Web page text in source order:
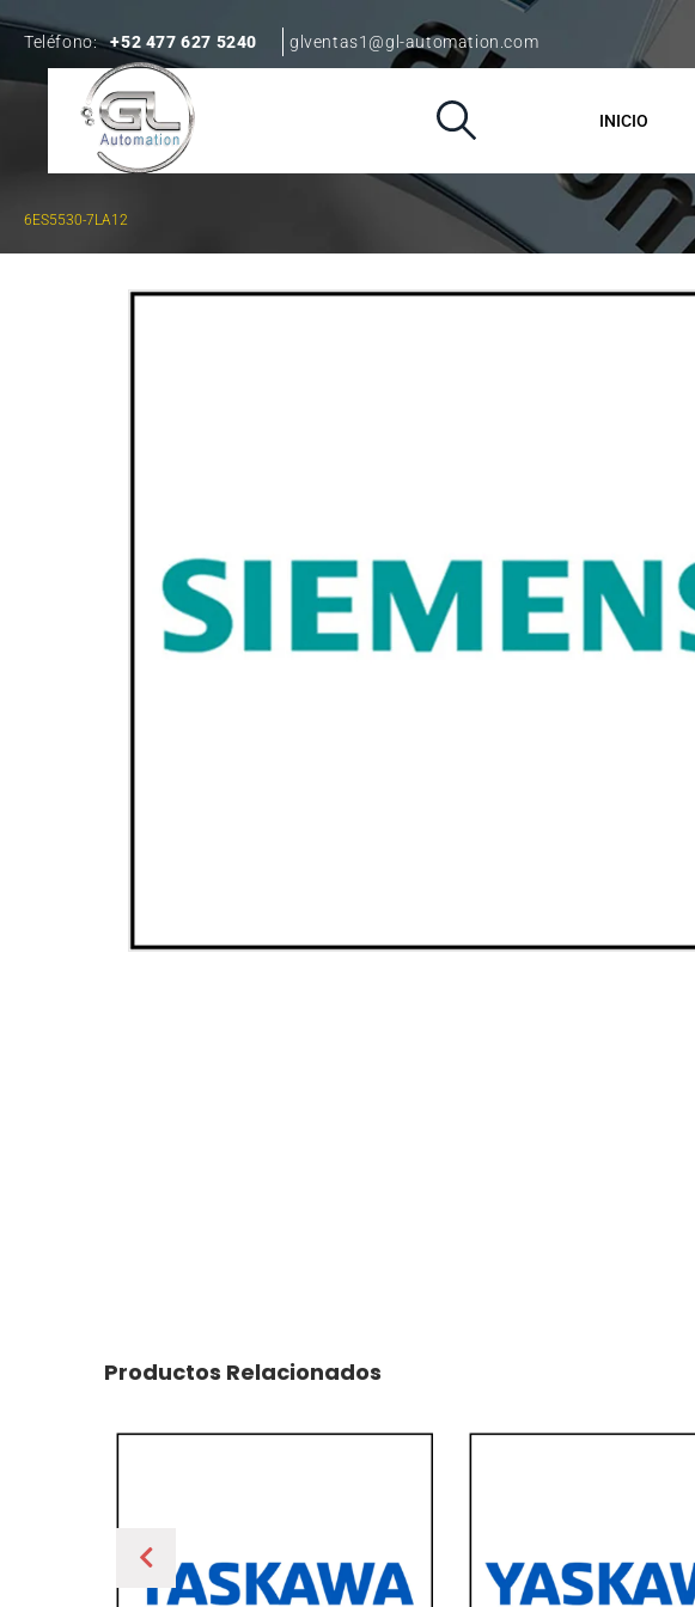
Teléfono: +52 477 627 5240 glventas1@gl-automation.com
INICIO
6ES5530-7LA12
Productos Relacionados